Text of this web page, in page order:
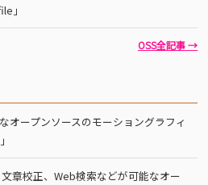
」
OSS全記事 →
オープンソースのモーショングラフィ
章校正、Web検索などが可能なオー